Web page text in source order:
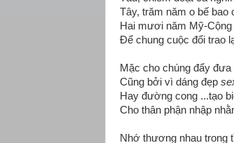
Tây, trăm năm o bế bao
Hai mươi năm Mỹ-Cộng
Để chung cuộc đổi trao
Mặc cho chúng đẩy đưa
Cũng bởi vì dáng đẹp
Hay đường cong ...tạo
Cho thân phận nhập
Nhớ thương nhau trong